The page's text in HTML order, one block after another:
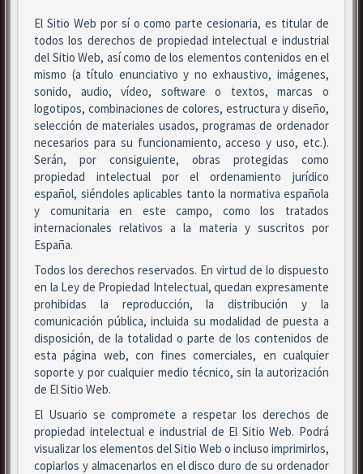
El Sitio Web por sí o como parte cesionaria, es titular de
todos los derechos de propiedad intelectual e industrial
del Sitio Web, así como de los elementos contenidos en el
mismo (a título enunciativo y no exhaustivo, imágenes,
sonido, audio, vídeo, software o textos, marcas o
logotipos, combinaciones de colores, estructura y diseño,
selección de materiales usados, programas de ordenador
necesarios para su funcionamiento, acceso y uso, etc.).
Serán, por consiguiente, obras protegidas como
propiedad intelectual por el ordenamiento jurídico
español, siéndoles aplicables tanto la normativa española
y comunitaria en este campo, como los tratados
internacionales relativos a la materia y suscritos por
España.
Todos los derechos reservados. En virtud de lo dispuesto
en la Ley de Propiedad Intelectual, quedan expresamente
prohibidas la reproducción, la distribución y la
comunicación pública, incluida su modalidad de puesta a
disposición, de la totalidad o parte de los contenidos de
esta página web, con fines comerciales, en cualquier
soporte y por cualquier medio técnico, sin la autorización
de El Sitio Web.
El Usuario se compromete a respetar los derechos de
propiedad intelectual e industrial de El Sitio Web. Podrá
visualizar los elementos del Sitio Web o incluso imprimirlos,
copiarlos y almacenarlos en el disco duro de su ordenador